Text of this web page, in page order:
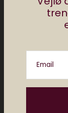
Email